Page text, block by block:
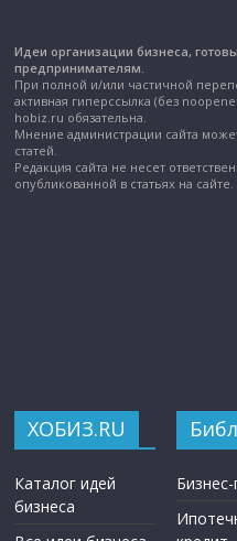
Идеи организации бизнеса,
предпринимателям.
При полной и/или частичной
активная гиперссылка (без
hobiz.ru обязательна.
Мнение администрации сайта
статей.
Редакция сайта не несет
опубликованной в статьях на сайте.
ХОБИЗ.RU
Каталог идей
бизнеса